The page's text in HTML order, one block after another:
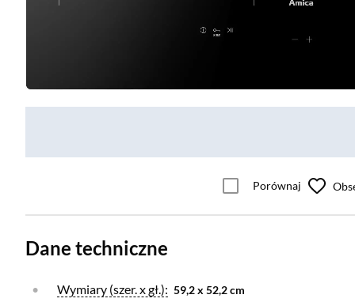
Porównaj
Dane techniczne
Otwórz warstwę
Wymiary (szer. x gł.): 59,2 x 52,2 cm